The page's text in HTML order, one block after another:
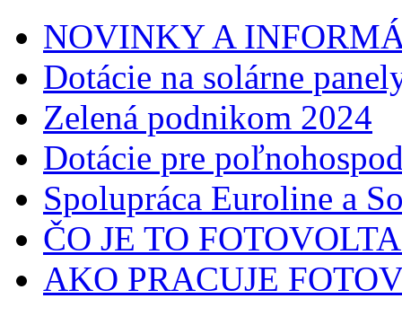
NOVINKY A
Dotácie na solárne
Zelená podnikom 2024
Dotácie pre
Spolupráca Euroline a
ČO JE TO
AKO PRACUJE